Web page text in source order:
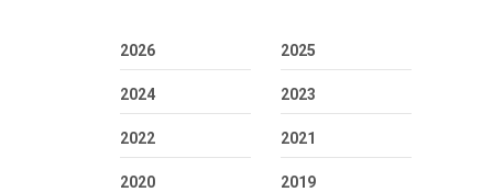
2026 2025
2024 2023
2022 2021
2020 2019